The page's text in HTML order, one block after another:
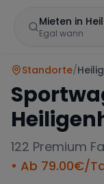
Mieten in
Egal wann
Standorte/
122 Premium
• Ab 79.00€/